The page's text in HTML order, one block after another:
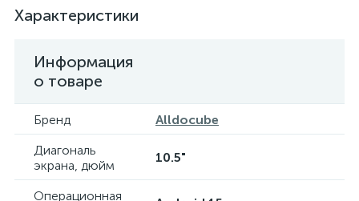
Характеристики
Информация
о товаре
Бренд
Alldocube
Диагональ
экрана, дюйм
10.5"
Операционная